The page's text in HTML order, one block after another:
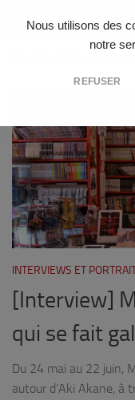
Nous utilisons des
notre
REFUSER
Skip to content
INTERVIEWS ET
[Interview]
qui se fait
Du 24 mai au 22 juin,
autour d’Aki Akane, à